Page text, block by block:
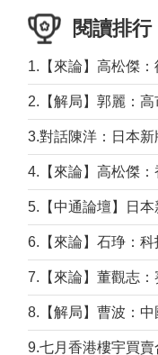
閱讀排行
7.【來論】董觀志
9.七月香港樓宇買